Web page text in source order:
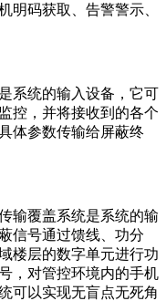
明码获取、告警警示、
系统的输入设备，它可
控，并将接收到的各个
体参数传输给屏蔽终
输覆盖系统是系统的输
信号通过馈线、功分
楼层的数字单元进行功
，对管控环境内的手机
可以实现无盲点无死角